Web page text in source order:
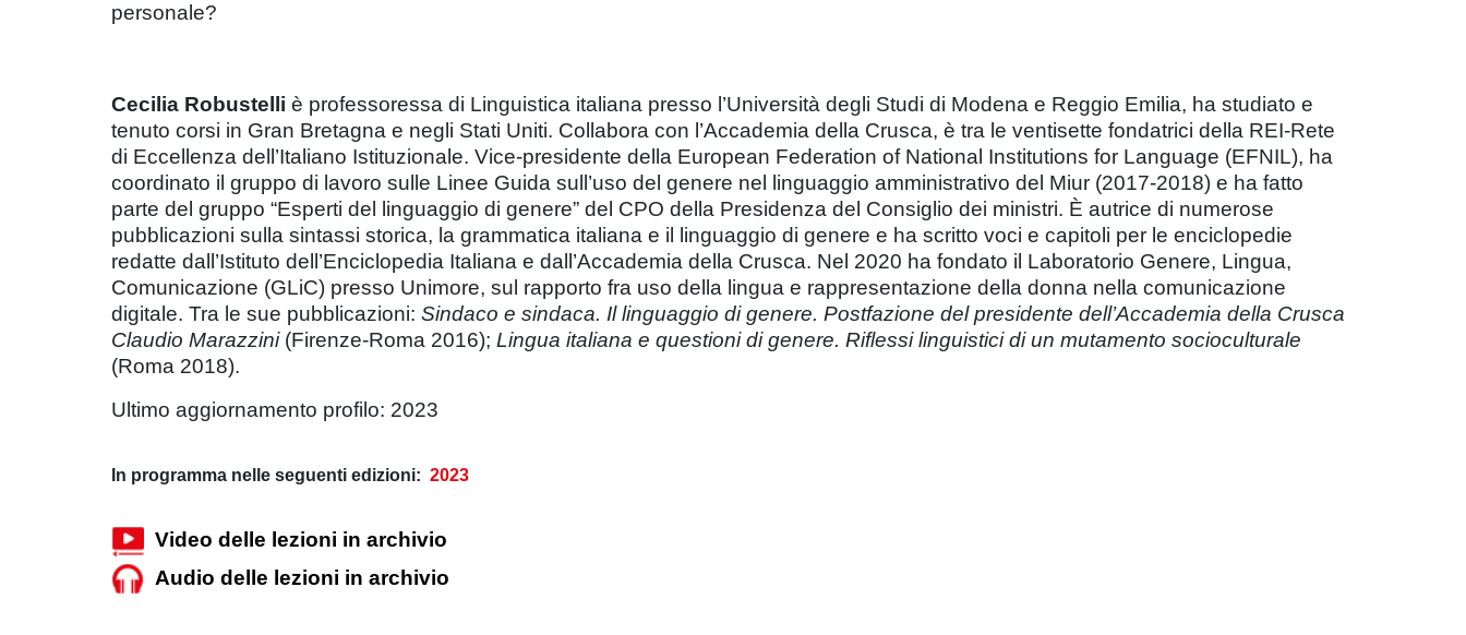
personale?
Cecilia Robustelli è professoressa di Linguistica italiana presso l’Università degli Studi di Modena e Reggio Emilia, ha studiato e
tenuto corsi in Gran Bretagna e negli Stati Uniti. Collabora con l’Accademia della Crusca, è tra le ventisette fondatrici della REI-Rete
di Eccellenza dell’Italiano Istituzionale. Vice-presidente della European Federation of National Institutions for Language (EFNIL), ha
coordinato il gruppo di lavoro sulle Linee Guida sull’uso del genere nel linguaggio amministrativo del Miur (2017-2018) e ha fatto
parte del gruppo “Esperti del linguaggio di genere” del CPO della Presidenza del Consiglio dei ministri. È autrice di numerose
pubblicazioni sulla sintassi storica, la grammatica italiana e il linguaggio di genere e ha scritto voci e capitoli per le enciclopedie
redatte dall’Istituto dell’Enciclopedia Italiana e dall’Accademia della Crusca. Nel 2020 ha fondato il Laboratorio Genere, Lingua,
Comunicazione (GLiC) presso Unimore, sul rapporto fra uso della lingua e rappresentazione della donna nella comunicazione
digitale. Tra le sue pubblicazioni: Sindaco e sindaca. Il linguaggio di genere. Postfazione del presidente dell’Accademia della Crusca
Claudio Marazzini(Firenze-Roma 2016); Lingua italiana e questioni di genere. Riflessi linguistici di un mutamento socioculturale
(Roma 2018).
Ultimo aggiornamento profilo: 2023
In programma nelle seguenti edizioni: 2023
Video delle lezioni in archivio
Audio delle lezioni in archivio